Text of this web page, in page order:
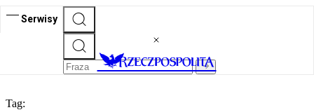
Serwisy
Tag: